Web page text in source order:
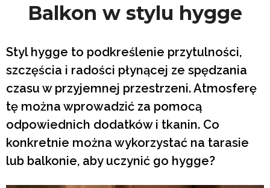
Balkon w stylu hygge
Styl hygge to podkreślenie przytulności,
szczęścia i radości płynącej ze spędzania
czasu w przyjemnej przestrzeni. Atmosferę
tę można wprowadzić za pomocą
odpowiednich dodatków i tkanin. Co
konkretnie można wykorzystać na tarasie
lub balkonie, aby uczynić go hygge?